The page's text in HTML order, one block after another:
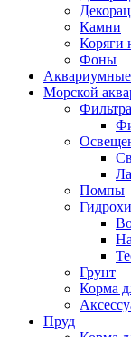
Камни
Коряги
Фоны
Аквариумные
Морской
Помпы
Грунт
Корма
Пруд